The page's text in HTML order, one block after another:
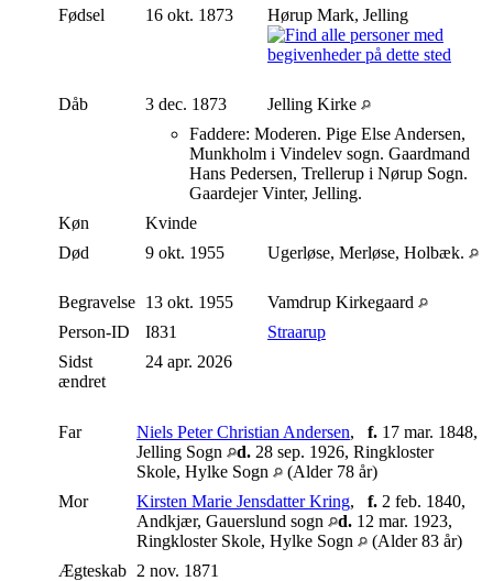
Fødsel
16 okt. 1873 Hørup Mark, Jelling
Dåb 3 dec. 1873
Jelling Kirke
Faddere: Moderen. Pige Else Andersen,
Munkholm i Vindelev sogn. Gaardmand
Hans Pedersen, Trellerup i Nørup Sogn.
Gaardejer Vinter, Jelling.
Køn
Kvinde
Død
9 okt. 1955 Ugerløse, Merløse, Holbæk.
Begravelse 13 okt. 1955
Vamdrup Kirkegaard
Person-ID
I831
Straarup
Sidst
ændret
24 apr. 2026
Far Niels Peter Christian Andersen, f. 17 mar. 1848,
Jelling Sogn
d. 28 sep. 1926, Ringkloster
Skole, Hylke Sogn
(Alder 78 år)
Mor
Kirsten Marie Jensdatter Kring, f. 2 feb. 1840,
Andkjær, Gauerslund sogn
d. 12 mar. 1923,
Ringkloster Skole, Hylke Sogn
(Alder 83 år)
Ægteskab 2 nov. 1871